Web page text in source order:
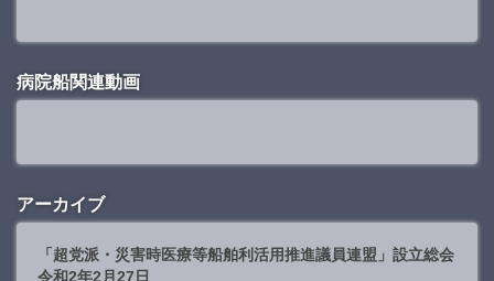
病院船関連動画
アーカイブ
「超党派・災害時医療等船舶利活用推進議員連盟」設立総会
令和2年2月27日